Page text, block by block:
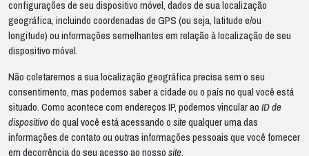
configurações de seu dispositivo móvel, dados de sua localização
geográfica, incluindo coordenadas de GPS (ou seja, latitude e/ou
longitude) ou informações semelhantes em relação à localização de seu
dispositivo móvel.
Não coletaremos a sua localização geográfica precisa sem o seu
consentimento, mas podemos saber a cidade ou o país no qual você está
situado. Como acontece com endereços IP, podemos vincular aoID de
dispositivodo qual você está acessando ositequalquer uma das
informações de contato ou outras informações pessoais que você fornecer
em decorrência do seu acesso ao nossosite.